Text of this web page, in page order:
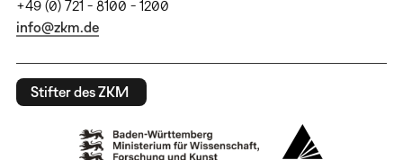
+49 (0) 721 - 8100 - 1200
info@zkm.de
Stifter des ZKM